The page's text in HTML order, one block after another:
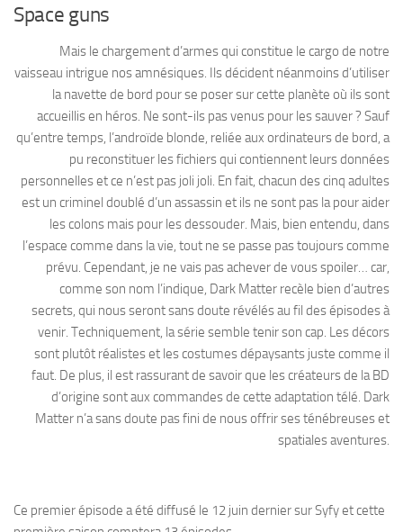
Space guns
Mais le chargement d’armes qui constitue le cargo de notre
vaisseau intrigue nos amnésiques. Ils décident néanmoins d’utiliser
la navette de bord pour se poser sur cette planète où ils sont
accueillis en héros. Ne sont-ils pas venus pour les sauver ? Sauf
qu’entre temps, l’androïde blonde, reliée aux ordinateurs de bord, a
pu reconstituer les fichiers qui contiennent leurs données
personnelles et ce n’est pas joli joli. En fait, chacun des cinq adultes
est un criminel doublé d’un assassin et ils ne sont pas la pour aider
les colons mais pour les dessouder. Mais, bien entendu, dans
l’espace comme dans la vie, tout ne se passe pas toujours comme
prévu. Cependant, je ne vais pas achever de vous spoiler… car,
comme son nom l’indique, Dark Matter recèle bien d’autres
secrets, qui nous seront sans doute révélés au fil des épisodes à
venir. Techniquement, la série semble tenir son cap. Les décors
sont plutôt réalistes et les costumes dépaysants juste comme il
faut. De plus, il est rassurant de savoir que les créateurs de la BD
d’origine sont aux commandes de cette adaptation télé. Dark
Matter n’a sans doute pas fini de nous offrir ses ténébreuses et
spatiales aventures.
Ce premier épisode a été diffusé le 12 juin dernier sur Syfy et cette